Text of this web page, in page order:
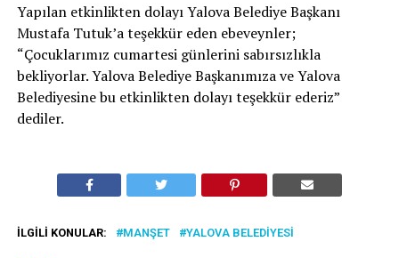
Yapılan etkinlikten dolayı Yalova Belediye Başkanı
Mustafa Tutuk’a teşekkür eden ebeveynler;
“Çocuklarımız cumartesi günlerini sabırsızlıkla
bekliyorlar. Yalova Belediye Başkanımıza ve Yalova
Belediyesine bu etkinlikten dolayı teşekkür ederiz”
dediler.
İLGILI KONULAR: MANŞET YALOVA BELEDIYESI